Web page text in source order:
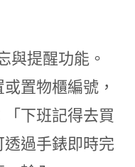
與提醒功能。
置物櫃編號，
下班記得去買
過手錶即時完